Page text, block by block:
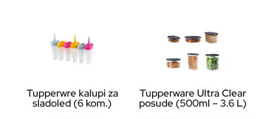
Tupperwre kalupi za
sladoled (6 kom.)
Tupperware Ultra Clear
posude (500ml – 3.6 L)